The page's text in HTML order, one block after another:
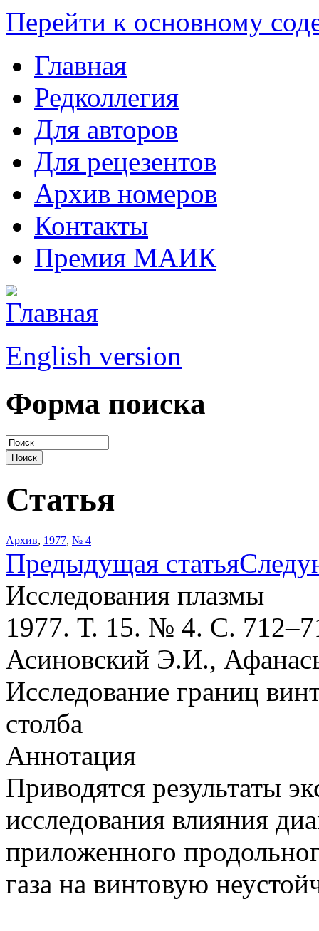
Перейти к основному
Главная
Редколлегия
Для авторов
Для рецезентов
Архив номеров
Контакты
Премия МАИК
English version
Форма поиска
Статья
Архив, 1977, № 4
Предыдущая статья
Исследования плазмы
1977. Т. 15. № 4. С.
Асиновский Э.И.,
Исследование границ
столба
Аннотация
Приводятся результаты
исследования влияния
приложенного
газа на винтовую